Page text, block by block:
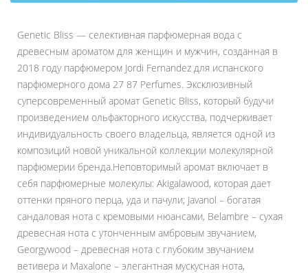
Genetic Bliss — селективная парфюмерная вода с
древесным ароматом для женщин и мужчин, созданная в
2018 году парфюмером Jordi Fernandez для испанского
парфюмерного дома 27 87 Perfumes. Эксклюзивный
суперсовременный аромат Genetic Bliss, который будучи
произведением ольфакторного искусства, подчеркивает
индивидуальность своего владельца, является одной из
композиций новой уникальной коллекции молекулярной
парфюмерии бренда.Неповторимый аромат включает в
себя парфюмерные молекулы: Akigalawood, которая дает
оттенки пряного перца, уда и пачули; Javanol – богатая
сандаловая нота с кремовыми нюансами, Belambre – сухая
древесная нота с утонченным амбровым звучанием,
Georgywood – древесная нота с глубоким звучанием
ветивера и Maxalone – элегантная мускусная нота,